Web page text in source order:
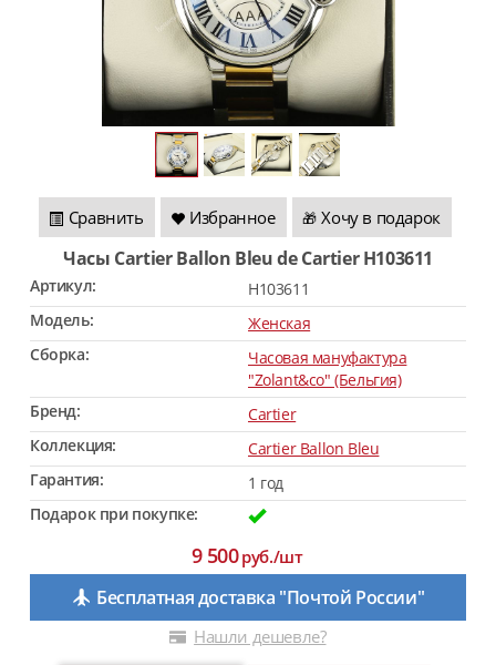
Сравнить Избранное 🎁 Хочу в подарок
Часы Cartier Ballon Bleu de Cartier H103611
Артикул:
H103611
Модель:
Женская
Сборка:
Часовая мануфактура
"Zolant&co" (Бельгия)
Бренд:
Cartier
Коллекция:
Cartier Ballon Bleu
Гарантия:
1 год
Подарок при покупке:
9 500руб./шт
Бесплатная доставка "Почтой России"
Нашли дешевле?